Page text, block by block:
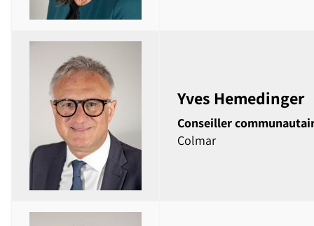
Yves Hemedinger
Conseiller
Colmar